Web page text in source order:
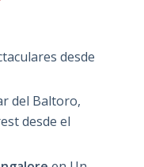
desde
del Baltoro,
desde el